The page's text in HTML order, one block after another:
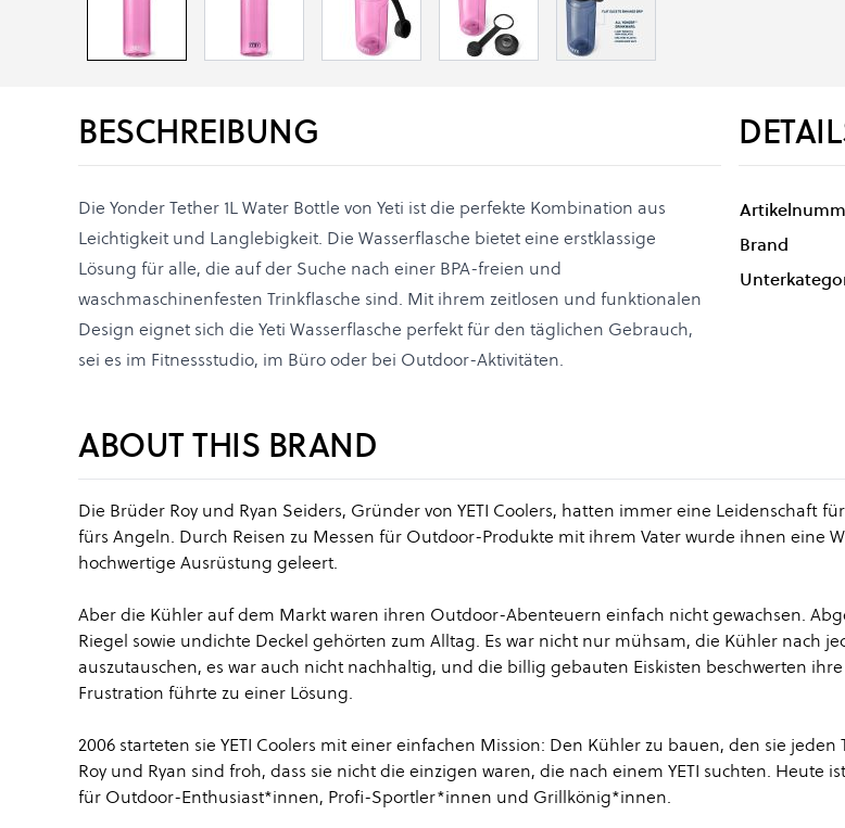
BESCHREIBUNG
Die Yonder Tether 1L Water Bottle von Yeti ist die perfekte Kombination aus
Leichtigkeit und Langlebigkeit. Die Wasserflasche bietet eine erstklassige
Lösung für alle, die auf der Suche nach einer BPA-freien und
waschmaschinenfesten Trinkflasche sind. Mit ihrem zeitlosen und funktionalen
Design eignet sich die Yeti Wasserflasche perfekt für den täglichen Gebrauch,
sei es im Fitnessstudio, im Büro oder bei Outdoor-Aktivitäten.
Brand
ABOUT THIS BRAND
Die Brüder Roy und Ryan Seiders, Gründer von YETI Coolers, hatten immer eine Leidenschaft
fürs Angeln. Durch Reisen zu Messen für Outdoor-Produkte mit ihrem Vater wurde ihnen eine
hochwertige Ausrüstung geleert.
Aber die Kühler auf dem Markt waren ihren Outdoor-Abenteuern einfach nicht gewachsen.
Riegel sowie undichte Deckel gehörten zum Alltag. Es war nicht nur mühsam, die Kühler nach
auszutauschen, es war auch nicht nachhaltig, und die billig gebauten Eiskisten beschwerten
Frustration führte zu einer Lösung.
2006 starteten sie YETI Coolers mit einer einfachen Mission: Den Kühler zu bauen, den sie jeden
Roy und Ryan sind froh, dass sie nicht die einzigen waren, die nach einem YETI suchten. Heute
für Outdoor-Enthusiast*innen, Profi-Sportler*innen und Grillkönig*innen.